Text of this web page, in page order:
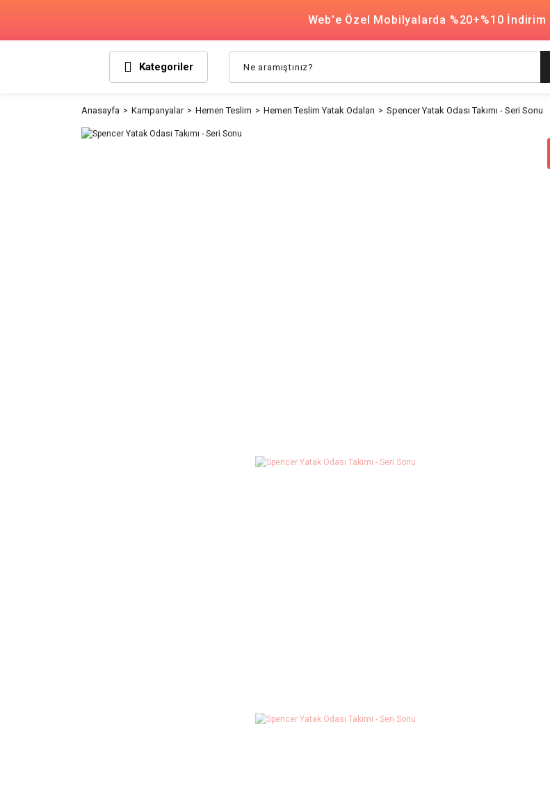
Web'e Özel Mobilyalarda %20+%10 İndirim
Kategoriler
Anasayfa Kampanyalar Hemen Teslim Hemen Teslim Yatak Odaları Spencer Yatak Odası Takımı - Seri Sonu